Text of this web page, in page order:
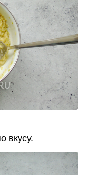
вкусу.